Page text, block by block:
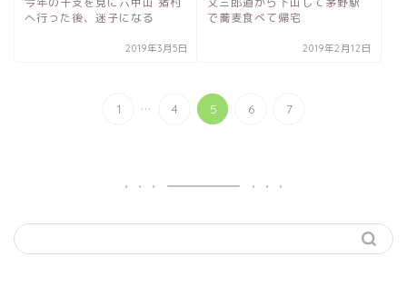
へ行った後、迷子になる
2019年3月5日
で蕎麦食べて帰宅
2019年2月12日
1 ... 4 5 6 7